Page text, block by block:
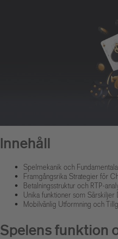
Innehåll
Spelmekanik och
Framgångsrika Strategier för
Betalningsstruktur och RTP-
Unika funktioner som Särskiljer
Mobilvänlig Utformning och
Spelens funktion